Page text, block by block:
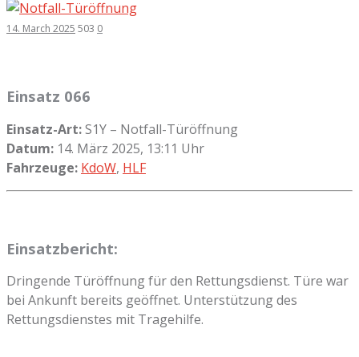
14. March 2025 503 0
Einsatz 066
Einsatz-Art:S1Y – Notfall-Türöffnung
Datum: 14. März 2025, 13:11 Uhr
Fahrzeuge: KdoW, HLF
Einsatzbericht:
Dringende Türöffnung für den Rettungsdienst. Türe war
bei Ankunft bereits geöffnet. Unterstützung des
Rettungsdienstes mit Tragehilfe.